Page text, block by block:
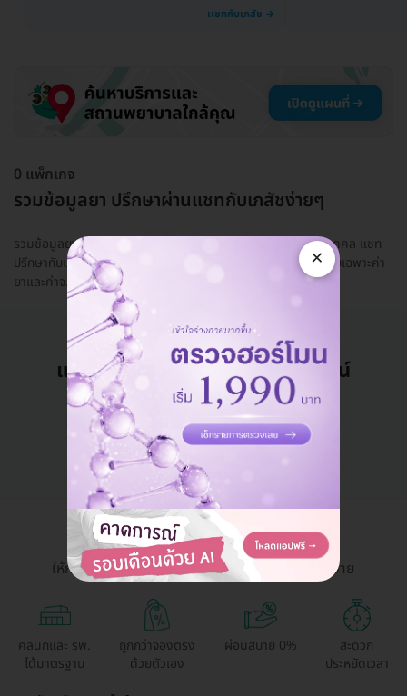
0 แพ็กเกจ
รวมข้อมูลยา ปรึกษาผ่านแชทกับเภสัชง่ายๆ
รวมข้อมูลยา ใช้ยาอะไรดีให้เหมาะกับอาการและสุขภาพของแต่ละบุคคล แชท
ปรึกษากับเภสัชกรที่มีใบอนุญาตให้แน่ใจก่อน! ปรึกษาฟรี มีค่าใช้จ่ายเฉพาะค่า
ยาและค่าจ...อ่านเพิ่ม
แอดมินพร้อมดูแลคุณทุกวันทางไลน์
คุยกับแอดมิน ฟรี!
HDmall Health ดี อะไรก็ดี
ให้การเข้าถึงบริการสุขภาพและความงามเป็นเรื่องง่าย
คลินิกและ รพ.
ได้มาตรฐาน
ถูกกว่าจองตรง
ด้วยตัวเอง
ผ่อนสบาย 0%
สะดวก
ประหยัดเวลา
×